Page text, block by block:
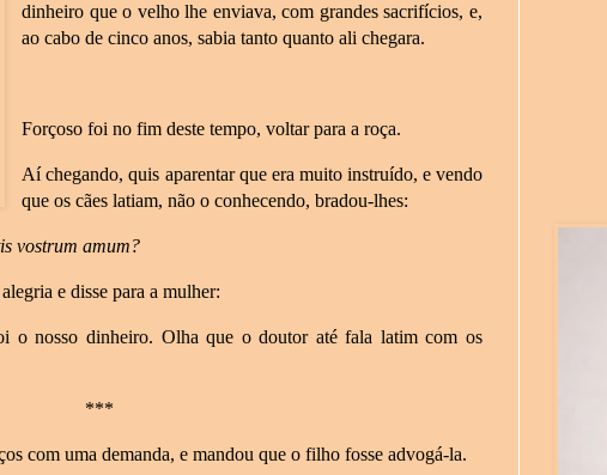
dinheiro que o velho lhe enviava, com grandes sacrifícios, e,
ao cabo de cinco anos, sabia tanto quanto ali chegara.
Forçoso foi no fim deste tempo, voltar para a roça.
Aí chegando, quis aparentar que era muito instruído, e vendo
que os cães latiam, não o conhecendo, bradou-lhes:
vostrum amum?
e disse para a mulher:
o nosso dinheiro. Olha que o doutor até fala latim com os
***
com uma demanda, e mandou que o filho fosse advogá-la.